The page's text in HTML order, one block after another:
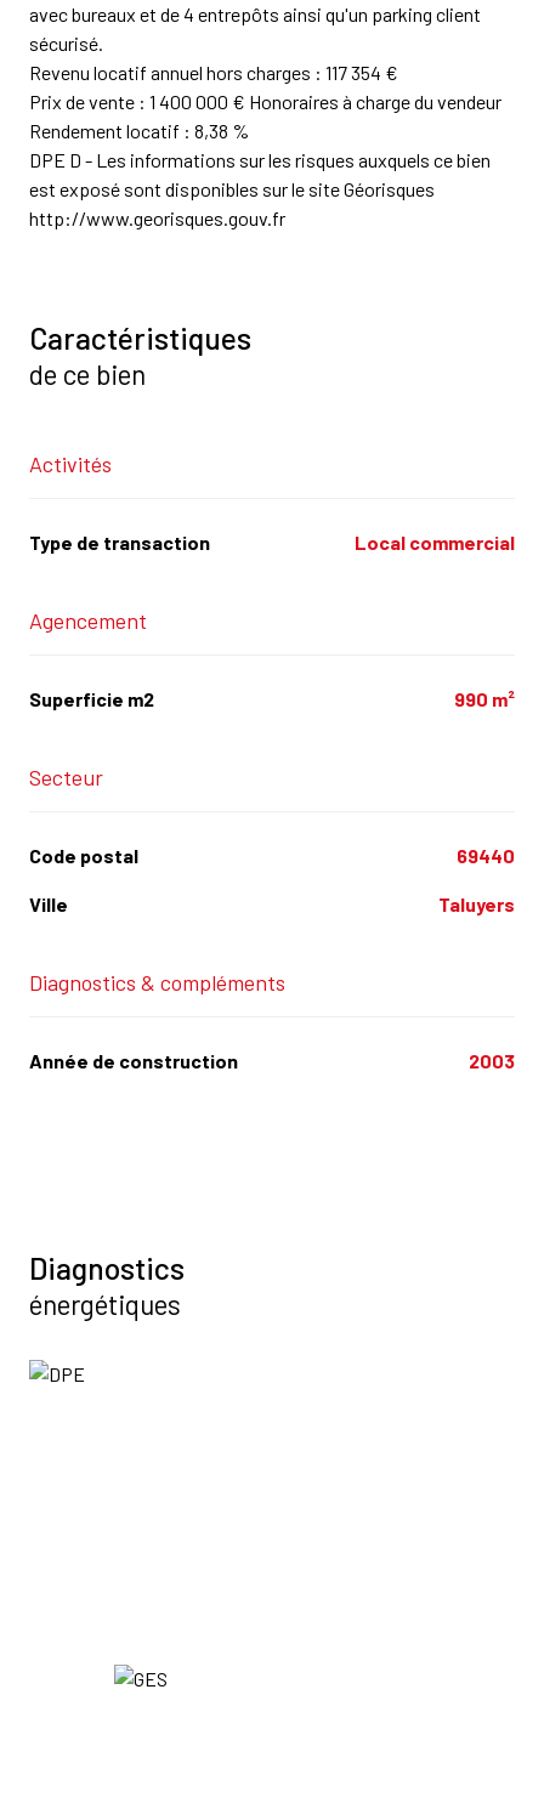
avec bureaux et de 4 entrepôts ainsi qu'un parking client
sécurisé.
Revenu locatif annuel hors charges : 117 354 €
Prix de vente : 1 400 000 € Honoraires à charge du vendeur
Rendement locatif : 8,38 %
DPE D - Les informations sur les risques auxquels ce bien
est exposé sont disponibles sur le site Géorisques
http://www.georisques.gouv.fr
Caractéristiques
de ce bien
Activités
Type de transaction Local commercial
Agencement
Superficie m2 990 m²
Secteur
Code postal 69440
Ville Taluyers
Diagnostics & compléments
Année de construction 2003
Diagnostics
énergétiques